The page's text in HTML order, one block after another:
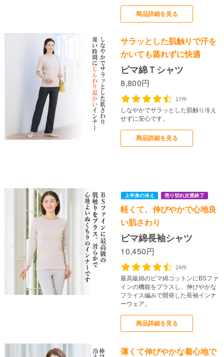
商品詳細を見る
サラッとした肌触りで汗を
かいても蒸れずに快適
ピマ綿Ｔシャツ
8,800円
17件
しなやかでサラッとした肌触り冷え
せずに安心です。
商品詳細を見る
軽くて、伸びやかで心地良
い肌さわり
ピマ綿長袖シャツ
10,450円
24件
最高級綿のピマ綿コットンにBSファ
インの機能をプラスし、伸びやかな
フライス編みで開発した長袖インナ
ーウェア。
商品詳細を見る
薄くて伸びやかな着心地で